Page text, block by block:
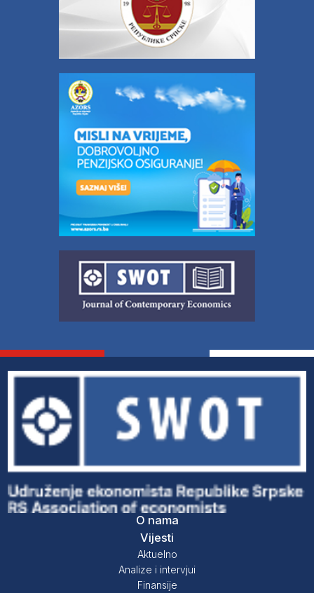
O nama
Vijesti
Aktuelno
Analize i intervjui
Finansije